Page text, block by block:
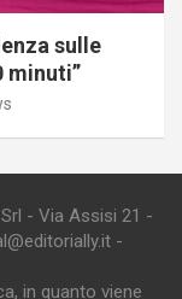
sulle
minuti”
- Via Assisi 21 -
-
in quanto viene